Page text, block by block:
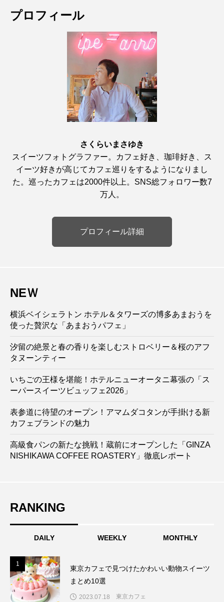
プロフィール
さくらいまさゆき
スイーツフォトグラファー。カフェ好き、珈琲好き、ス
イーツ好きが高じてカフェ巡りをするようになりまし
た。巡ったカフェは2000件以上。SNS総フォロワー数7
万人。
プロフィール詳細
NEＷ
横浜ベイシェラトン ホテル＆タワーズの博多あまおうを
使った贅沢な「あまおうパフェ」
汐留の絶景と春の香りを楽しむストロベリー＆桜のアフ
タヌーンティー
いちごの王様を堪能！ホテルニューオータニ幕張の「ス
ーパースイーツビュッフェ2026」
表参道に待望のオープン！アマムダコタンが手掛ける新
カフェブランドの魅力
高級食パンの新たな挑戦！蔵前にオープンした「GINZA
NISHIKAWA COFFEE ROASTERY」徹底レポート
RANKING
DAILY WEEKLY MONTHLY
1
東京カフェで見つけたかわいい動物スイーツ
まとめ10選
2023.07.18 東京カフェ